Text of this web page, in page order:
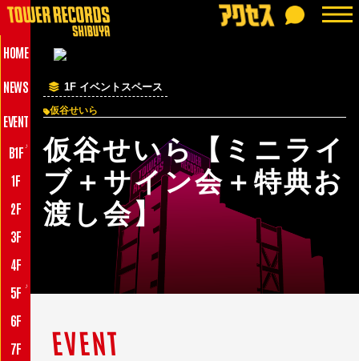
HOME
NEWS
EVENT
B1F ♪
1F
2F
3F
4F
5F
♪
6F
7F
1F イベントスペース
仮谷せいら
仮谷せいら【ミニライ
ブ＋サイン会＋特典お
渡し会】
EVENT